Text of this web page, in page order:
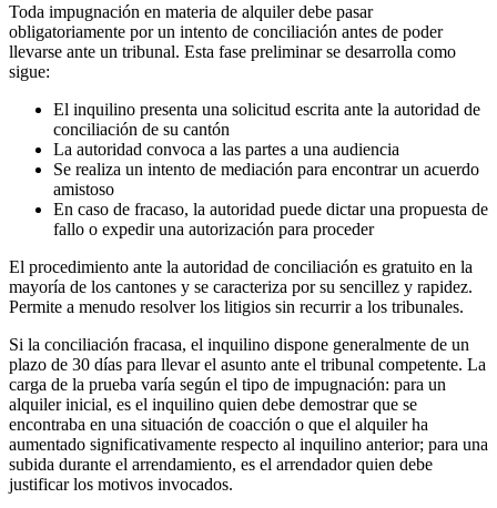
Toda impugnación en materia de alquiler debe pasar
obligatoriamente por un intento de conciliación antes de poder
llevarse ante un tribunal. Esta fase preliminar se desarrolla como
sigue:
El inquilino presenta una solicitud escrita ante la autoridad de
conciliación de su cantón
La autoridad convoca a las partes a una audiencia
Se realiza un intento de mediación para encontrar un acuerdo
amistoso
En caso de fracaso, la autoridad puede dictar una propuesta de
fallo o expedir una autorización para proceder
El procedimiento ante la autoridad de conciliación es gratuito en la
mayoría de los cantones y se caracteriza por su sencillez y rapidez.
Permite a menudo resolver los litigios sin recurrir a los tribunales.
Si la conciliación fracasa, el inquilino dispone generalmente de un
plazo de 30 días para llevar el asunto ante el tribunal competente. La
carga de la prueba varía según el tipo de impugnación: para un
alquiler inicial, es el inquilino quien debe demostrar que se
encontraba en una situación de coacción o que el alquiler ha
aumentado significativamente respecto al inquilino anterior; para una
subida durante el arrendamiento, es el arrendador quien debe
justificar los motivos invocados.